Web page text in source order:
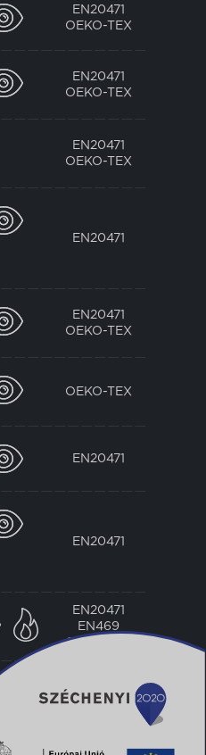
EN20471
OEKO-TEX
EN20471
OEKO-TEX
EN20471
OEKO-TEX
EN20471
EN20471
OEKO-TEX
OEKO-TEX
EN20471
EN20471
EN20471
EN469
OEKO-TEX
OEKO-TEX